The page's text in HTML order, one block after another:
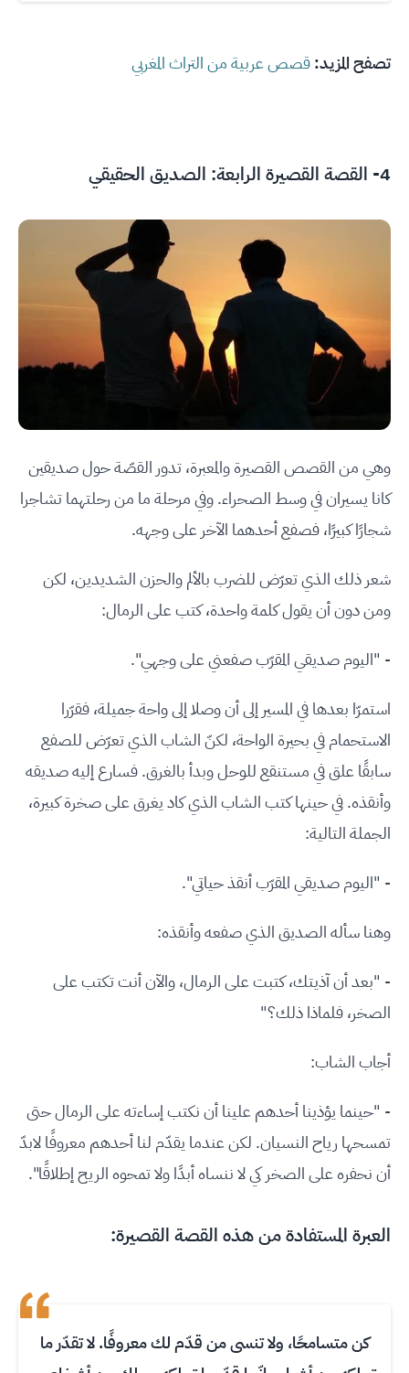
تصفح المزيد:قصص عربية من التراث المغربي
4- القصة القصيرة الرابعة: الصديق الحقيقي
وهي من القصص القصيرة والمعبرة، تدور القصّة حول صديقين
كانا يسيران في وسط الصحراء. وفي مرحلة ما من رحلتهما تشاجرا
شجارًا كبيرًا، فصفع أحدهما الآخر على وجهه.
شعر ذلك الذي تعرّض للضرب بالألم والحزن الشديدين، لكن
ومن دون أن يقول كلمة واحدة، كتب على الرمال:
- "اليوم صديقي المقرّب صفعني على وجهي".
استمرّا بعدها في المسير إلى أن وصلا إلى واحة جميلة، فقرّرا
الاستحمام في بحيرة الواحة، لكنّ الشاب الذي تعرّض للصفع
سابقًا علق في مستنقع للوحل وبدأ بالغرق. فسارع إليه صديقه
وأنقذه. في حينها كتب الشاب الذي كاد يغرق على صخرة كبيرة،
الجملة التالية:
- "اليوم صديقي المقرّب أنقذ حياتي".
وهنا سأله الصديق الذي صفعه وأنقذه:
- "بعد أن آذيتك، كتبت على الرمال، والآن أنت تكتب على
الصخر، فلماذا ذلك؟"
أجاب الشاب:
- "حينما يؤذينا أحدهم علينا أن نكتب إساءته على الرمال حتى
تمسحها رياح النسيان. لكن عندما يقدّم لنا أحدهم معروفًا لابدّ
أن نحفره على الصخر كي لا ننساه أبدًا ولا تمحوه الريح إطلاقًا".
العبرة المستفادة من هذه القصة القصيرة:
كن متسامحًا، ولا تنسى من قدّم لك معروفًا. لا تقدّر ما